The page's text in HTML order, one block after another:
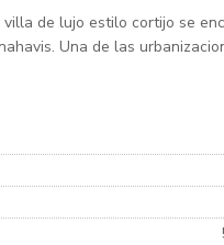
villa de lujo estilo cortijo se
Una de las